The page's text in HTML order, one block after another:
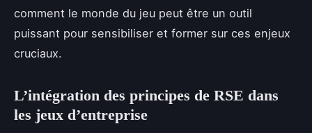
comment le monde du jeu peut être un outil
puissant pour sensibiliser et former sur ces enjeux
cruciaux.
L’intégration des principes de RSE dans
les jeux d’entreprise